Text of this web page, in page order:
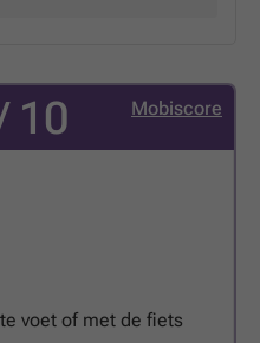
Mobiscore
10
voet of met de fiets